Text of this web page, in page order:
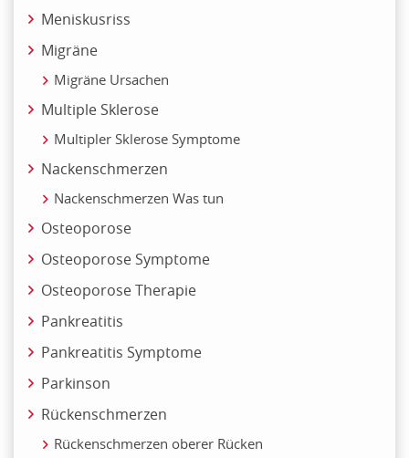
Meniskusriss
Migräne
Migräne Ursachen
Multiple Sklerose
Multipler Sklerose Symptome
Nackenschmerzen
Nackenschmerzen Was tun
Osteoporose
Osteoporose Symptome
Osteoporose Therapie
Pankreatitis
Pankreatitis Symptome
Parkinson
Rückenschmerzen
Rückenschmerzen oberer Rücken